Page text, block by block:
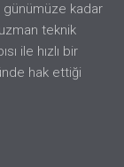
günümüze kadar
teknik
ile hızlı bir
hak ettiği